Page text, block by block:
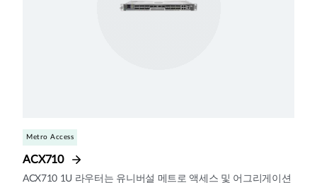
Metro Access
ACX710
ACX710 1U 라우터는 유니버설 메트로 액세스 및 어그리게이션